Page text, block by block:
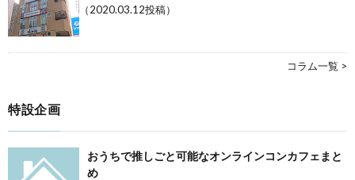
（2020.03.12投稿）
コラム一覧 >
特設企画
おうちで推しごと可能なオンラインコンカフェまと
め